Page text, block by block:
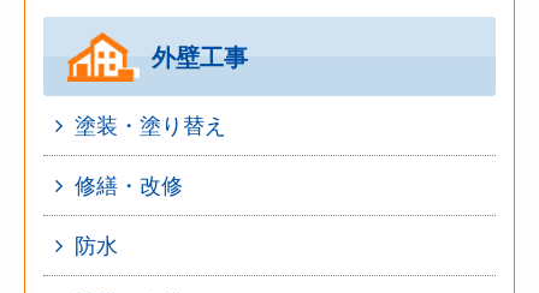
外壁工事
塗装・塗り替え
修繕・改修
防水